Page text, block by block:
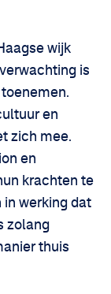
wijk
is
en
zich mee.
en
krachten te
in werking dat
zolang
thuis